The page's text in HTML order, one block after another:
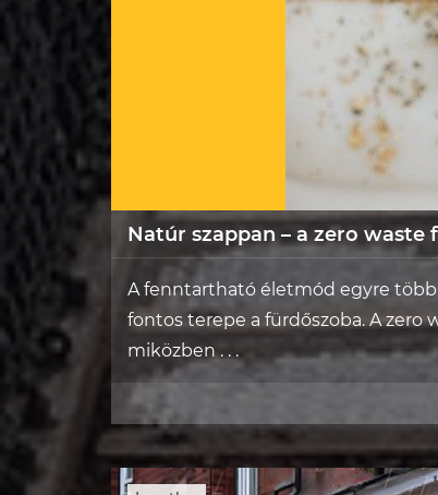
Natúr szappan – a zero waste
A fenntartható életmód egyre
fontos terepe a fürdőszoba. A zero
miközben . . .